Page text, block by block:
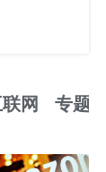
网 专题